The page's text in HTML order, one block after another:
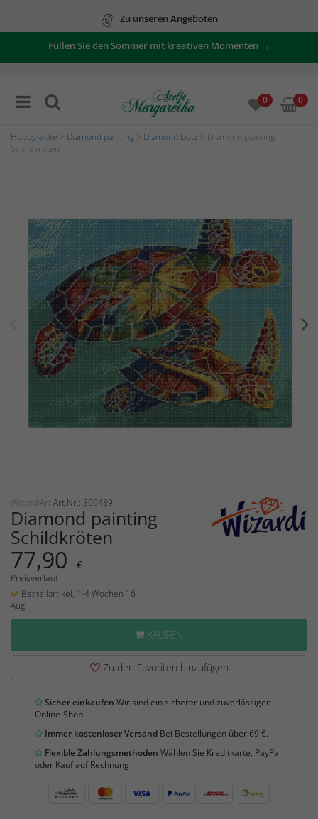
Zu unseren Angeboten
Füllen Sie den Sommer mit kreativen Momenten →
0 0
Hobby-ecke Diamond painting Diamond Dotz > Diamond painting
Schildkröten
WizardiArt Art.Nr.: 300489
Diamond painting
Schildkröten
77,90 €
Preisverlauf
Bestellartikel, 1-4 Wochen 16
Aug
KAUFEN
Zu den Favoriten hinzufügen
Sicher einkaufen Wir sind ein sicherer und zuverlässiger
Online-Shop.
Immer kostenloser Versand Bei Bestellungen über 69 €.
Flexible Zahlungsmethoden Wählen Sie Kreditkarte, PayPal
oder Kauf auf Rechnung